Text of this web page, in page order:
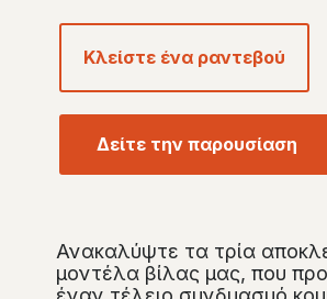
Κλείστε ένα ραντεβού
Δείτε την παρουσίαση
Ανακαλύψτε τα τρία
μοντέλα βίλας μας, που